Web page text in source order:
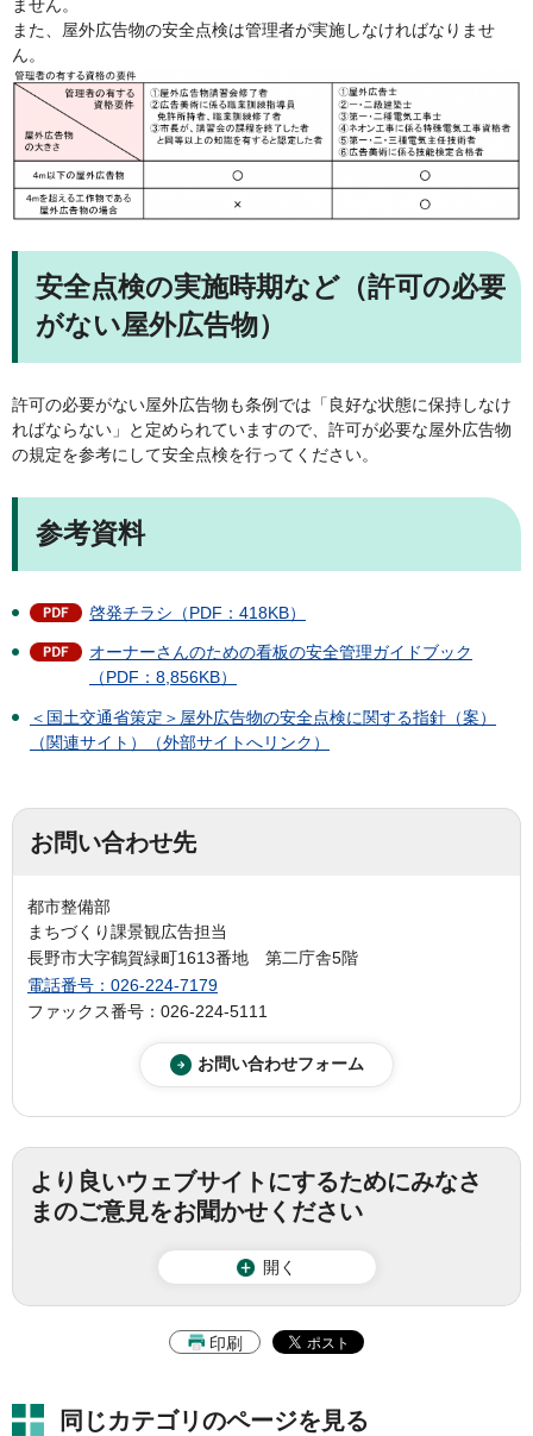
ません。
また、屋外広告物の安全点検は管理者が実施しなければなりませ
ん。
安全点検の実施時期など（許可の必要
がない屋外広告物）
許可の必要がない屋外広告物も条例では「良好な状態に保持しなけ
ればならない」と定められていますので、許可が必要な屋外広告物
の規定を参考にして安全点検を行ってください。
参考資料
啓発チラシ（PDF：418KB）
オーナーさんのための看板の安全管理ガイドブック
（PDF：8,856KB）
＜国土交通省策定＞屋外広告物の安全点検に関する指針（案）
（関連サイト）（外部サイトへリンク）
お問い合わせ先
都市整備部
まちづくり課景観広告担当
長野市大字鶴賀緑町1613番地 第二庁舎5階
電話番号：026-224-7179
ファックス番号：026-224-5111
より良いウェブサイトにするためにみなさ
まのご意見をお聞かせください
開く
印刷
同じカテゴリのページを見る